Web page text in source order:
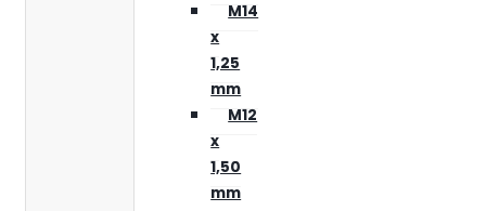
M14
x
1,25
mm
M12
x
1,50
mm